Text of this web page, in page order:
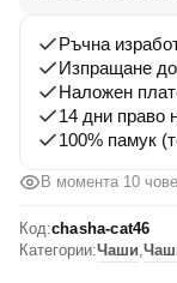
Ръчна
Изпращане
Наложен
14 дни право
100% памук
В момента 10
Код:chasha-cat46
Категории:Чаши,